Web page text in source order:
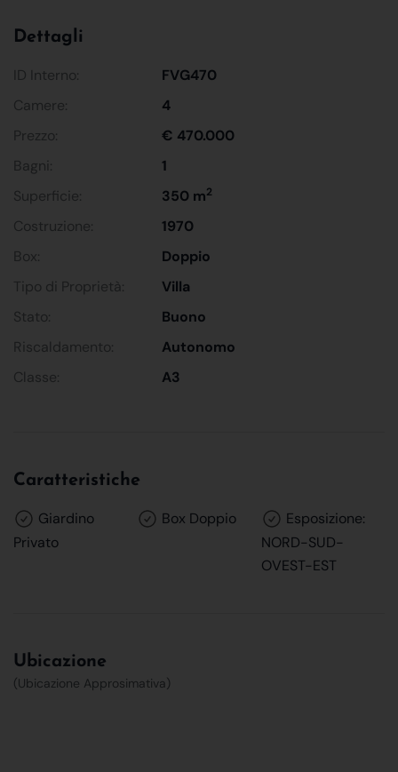
Dettagli
ID Interno:
FVG470
Camere:
4
Prezzo:
€ 470.000
Bagni:
1
Superficie:
350 m2
Costruzione:
1970
Box:
Doppio
Tipo di Proprietà:
Villa
Stato:
Buono
Riscaldamento:
Autonomo
Classe:
A3
Caratteristiche
Giardino
Privato
Box Doppio
Esposizione:
NORD-SUD-
OVEST-EST
Ubicazione
(Ubicazione Approsimativa)